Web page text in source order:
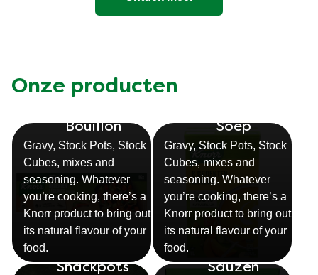
Onze producten
Bouillon
Gravy, Stock Pots, Stock
Cubes, mixes and
seasoning. Whatever
you’re cooking, there’s a
Knorr product to bring out
its natural flavour of your
food.
Soep
Gravy, Stock Pots, Stock
Cubes, mixes and
seasoning. Whatever
you’re cooking, there’s a
Knorr product to bring out
its natural flavour of your
food.
Snackpots Sauzen